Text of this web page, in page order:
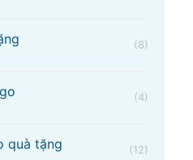
(8)
(4)
quà tặng (12)